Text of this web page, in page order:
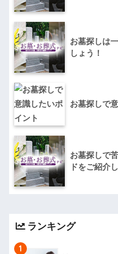
お墓探しは
しょう！
お墓探しで
お墓探しで
ドをご紹介
ランキング
1